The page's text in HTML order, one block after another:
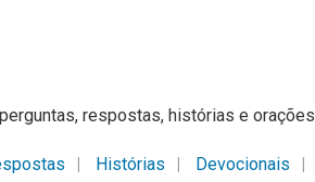
respostas, histórias e orações
Histórias Devocionais